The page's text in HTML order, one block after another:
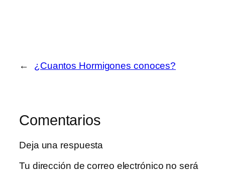
← ¿Cuantos Hormigones conoces?
Comentarios
Deja una respuesta
Tu dirección de correo electrónico no será